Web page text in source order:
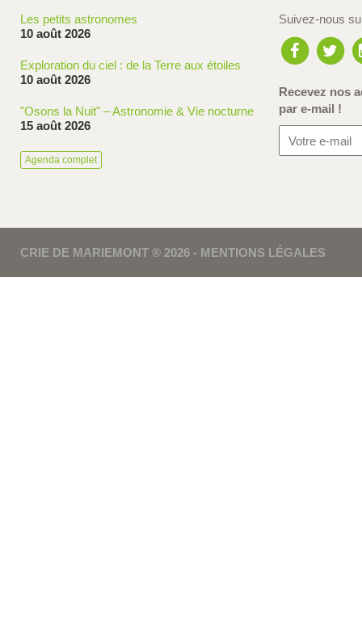
Les petits astronomes
10 août 2026
Exploration du ciel : de la Terre aux étoiles
10 août 2026
"Osons la Nuit" – Astronomie & Vie nocturne
15 août 2026
Agenda complet
Suivez-nous
Recevez nos
par e-mail !
CRIE DE MARIEMONT ® 2026 - MENTIONS LÉGALES